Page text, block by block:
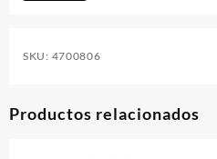
SKU: 4700806
Productos relacionados